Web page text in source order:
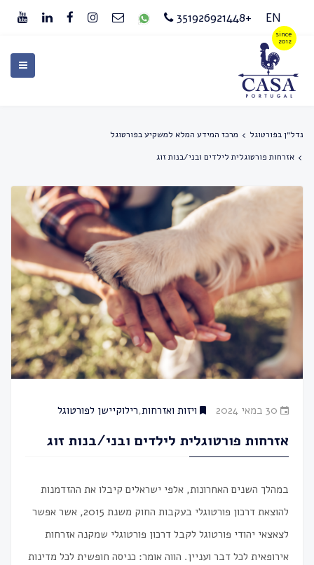
EN
+351926921448
נדל״ן בפורטוגל
מרכז המידע המלא למשקיע בפורטוגל
אזרחות פורטוגלית לילדים ובני/בנות זוג
30 במאי 2024 ויזות ואזרחות,רילוקיישן לפורטוגל
אזרחות פורטוגלית לילדים ובני/בנות זוג
במהלך השנים האחרונות, אלפי ישראלים קיבלו את ההזדמנות
להוצאת דרכון פורטוגלי בעקבות החוק משנת 2015, אשר אפשר
לצאצאי יהודי פורטוגל לקבל דרכון פורטוגלי שמקנה אזרחות
אירופאית לכל דבר ועניין. הווה אומר: כניסה חופשית לכל מדינות